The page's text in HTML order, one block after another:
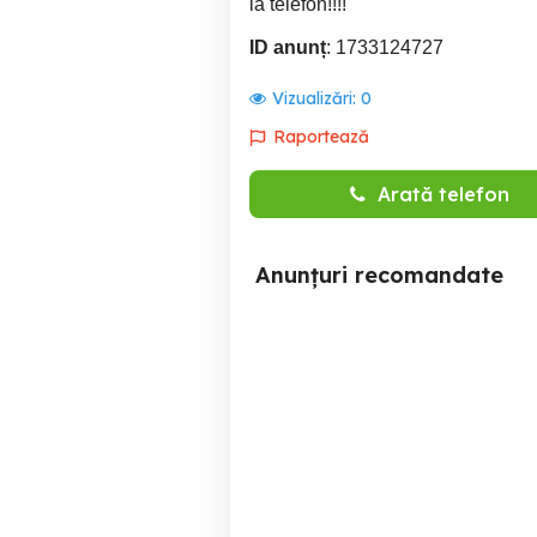
la telefon!!!!
ID anunț: 1733124727
Vizualizări: 0
Raportează
Arată telefon
Anunțuri recomandate